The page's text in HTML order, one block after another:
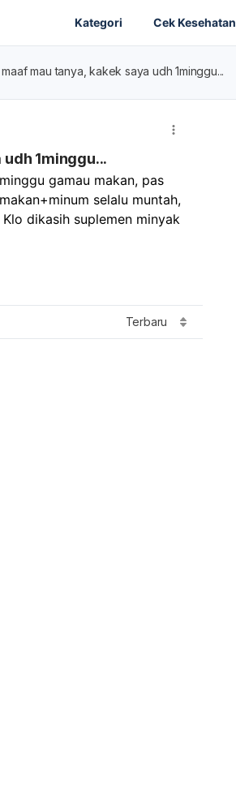
Kategori Cek Kesehatan
mau tanya, kakek saya udh 1minggu...
1minggu...
gamau makan, pas
selalu muntah,
dikasih suplemen minyak
Terbaru